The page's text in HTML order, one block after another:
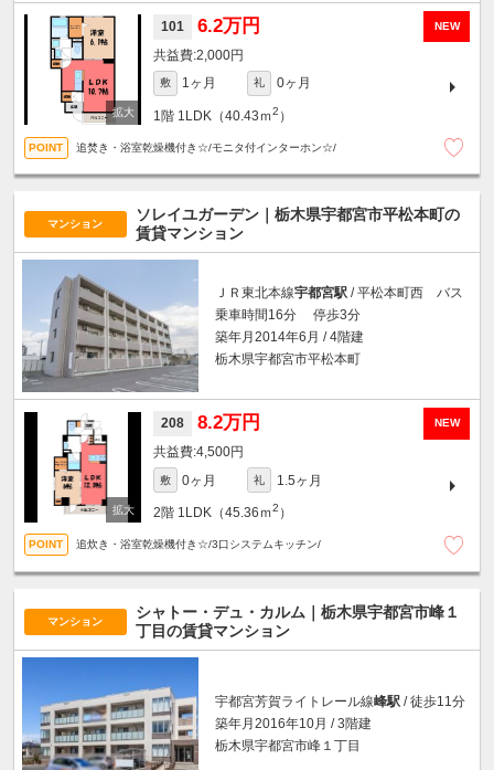
NEW
101 6.2万円
2,000円
敷 1ヶ月 礼 0ヶ月
1階 1LDK（40.43ｍ2 ）
追焚き・浴室乾燥機付き☆/モニタ付インターホン☆/
マンション
ソレイユガーデン｜栃木県宇都宮市平松本町の
賃貸マンション
ＪＲ東北本線宇都宮駅 / 平松本町西 バス
乗車時間16分 停歩3分
築年月2014年6月 / 4階建
栃木県宇都宮市平松本町
NEW
208 8.2万円
4,500円
敷 0ヶ月 礼 1.5ヶ月
2階 1LDK（45.36ｍ2 ）
追炊き・浴室乾燥機付き☆/3口システムキッチン/
マンション
シャトー・デュ・カルム｜栃木県宇都宮市峰１
丁目の賃貸マンション
宇都宮芳賀ライトレール線峰駅 / 徒歩11分
築年月2016年10月 / 3階建
栃木県宇都宮市峰１丁目